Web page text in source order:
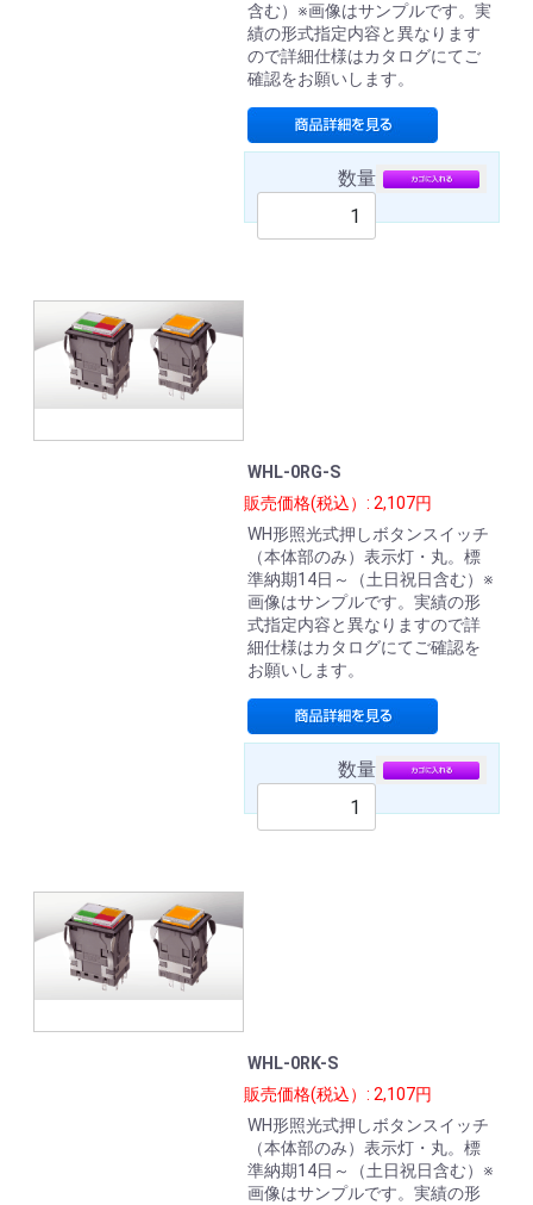
含む）※画像はサンプルです。実
績の形式指定内容と異なります
ので詳細仕様はカタログにてご
確認をお願いします。
数量
WHL-0RG-S
販売価格(税込）: 2,107円
WH形照光式押しボタンスイッチ
（本体部のみ）表示灯・丸。標
準納期14日～（土日祝日含む）※
画像はサンプルです。実績の形
式指定内容と異なりますので詳
細仕様はカタログにてご確認を
お願いします。
数量
WHL-0RK-S
販売価格(税込）: 2,107円
WH形照光式押しボタンスイッチ
（本体部のみ）表示灯・丸。標
準納期14日～（土日祝日含む）※
画像はサンプルです。実績の形